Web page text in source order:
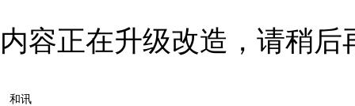
内容正在升级改造，请稍后
和讯